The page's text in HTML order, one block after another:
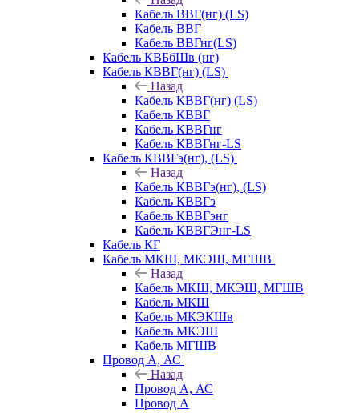
Кабель ВВГ(нг) (LS)
Кабель ВВГ
Кабель ВВГнг(LS)
Кабель КВБбШв (нг)
Кабель КВВГ(нг) (LS)
Назад
Кабель КВВГ(нг) (LS)
Кабель КВВГ
Кабель КВВГнг
Кабель КВВГнг-LS
Кабель КВВГэ(нг), (LS)
Назад
Кабель КВВГэ(нг), (LS)
Кабель КВВГэ
Кабель КВВГэнг
Кабель КВВГЭнг-LS
Кабель КГ
Кабель МКШ, МКЭШ, МГШВ
Назад
Кабель МКШ, МКЭШ, МГШВ
Кабель МКШ
Кабель МКЭКШв
Кабель МКЭШ
Кабель МГШВ
Провод А, АС
Назад
Провод А, АС
Провод А